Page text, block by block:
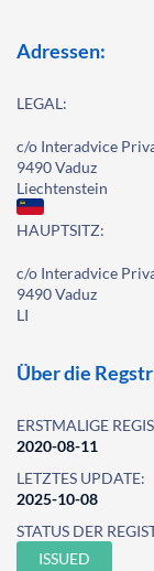
Adressen:
LEGAL:
c/o Interadvice
9490 Vaduz
Liechtenstein
HAUPTSITZ:
c/o Interadvice
9490 Vaduz
LI
Über die
ERSTMALIGE
2020-08-11
LETZTES UPDATE:
2025-10-08
STATUS DER
ISSUED